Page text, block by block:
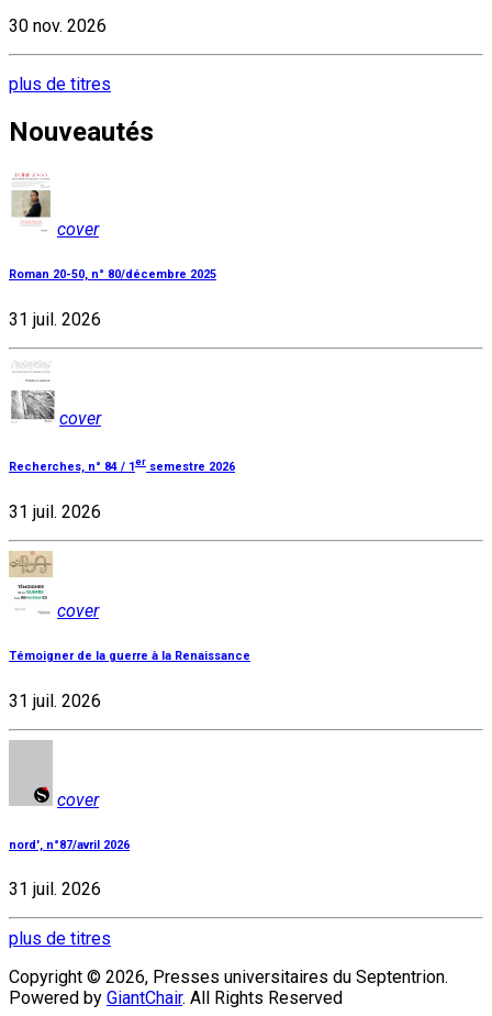
30 nov. 2026
plus de titres
Nouveautés
cover
Roman 20-50, n° 80/décembre 2025
31 juil. 2026
cover
Recherches, n° 84 / 1er semestre 2026
31 juil. 2026
cover
Témoigner de la guerre à la Renaissance
31 juil. 2026
cover
nord', n°87/avril 2026
31 juil. 2026
plus de titres
Copyright © 2026, Presses universitaires du Septentrion.
Powered by GiantChair. All Rights Reserved